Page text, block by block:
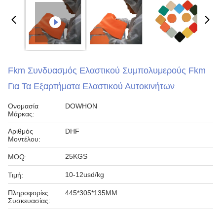
Fkm Συνδυασμός Ελαστικού Συμπολυμερούς Fkm
Για Τα Εξαρτήματα Ελαστικού Αυτοκινήτων
Ονομασία
Μάρκας:
DOWHON
Αριθμός
Μοντέλου:
DHF
MOQ: 25KGS
Τιμή: 10-12usd/kg
Πληροφορίες
Συσκευασίας:
445*305*135MM